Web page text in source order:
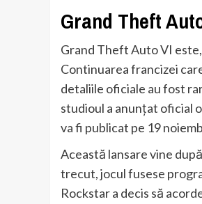
Grand Theft
Grand Theft Auto VI
Continuarea francizei
detaliile oficiale au fost
studioul a anunțat oficial
va fi publicat pe 19
Această lansare vine
trecut, jocul fusese
Rockstar a decis să